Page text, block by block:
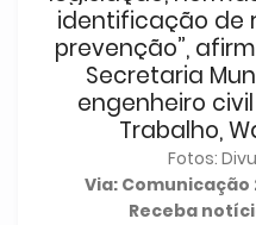
identificação de
prevenção”,
Secretaria
engenheiro
Trabalho,
Fotos:
Via: Comunicação
Receba